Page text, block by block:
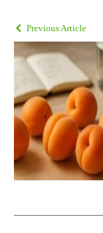
Previous Article